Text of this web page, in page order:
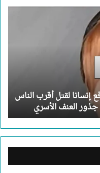
إنسانا لقتل أقرب الناس
جذور العنف الأسري